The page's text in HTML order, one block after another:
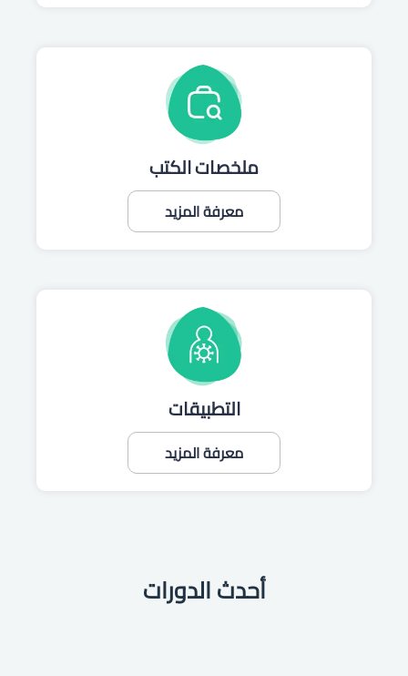
ملخصات الكتب
معرفة المزيد
التطبيقات
معرفة المزيد
أحدث الدورات